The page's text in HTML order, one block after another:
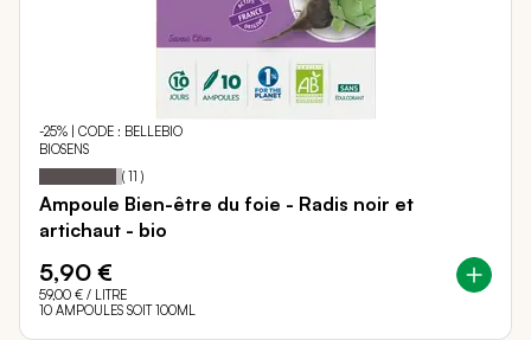
-25% | CODE : BELLEBIO
BIOSENS
Notation: 93%
( 11 )
Ampoule Bien-être du foie - Radis noir et
artichaut - bio
5,90 €
59,00 € / LITRE
10 AMPOULES SOIT 100ML